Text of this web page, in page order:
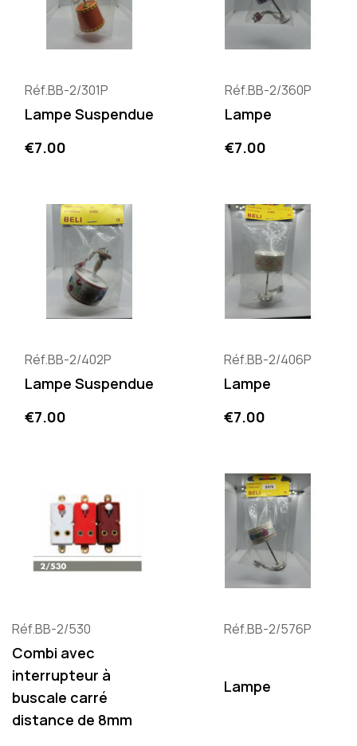
Réf.BB-2/301P
Lampe Suspendue
Price
€7.00
Réf.BB-2/360P
Lampe
Price
€7.00
Réf.BB-2/402P
Lampe Suspendue
Price
€7.00
Réf.BB-2/406P
Lampe
Price
€7.00
Réf.BB-2/530
Combi avec
interrupteur à
buscale carré
distance de 8mm
Réf.BB-2/576P
Lampe